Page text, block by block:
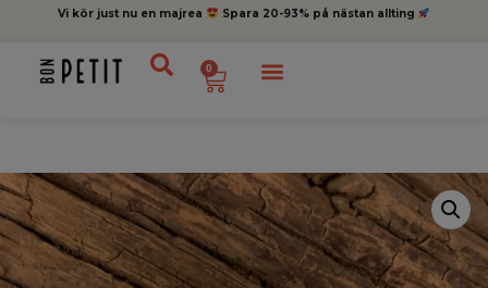
Vi kör just nu en majrea Spara 20-93% på nästan allting
0